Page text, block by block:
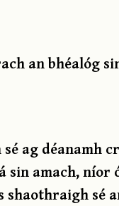
an bhéalóg
sé ag
sin amach,
sé